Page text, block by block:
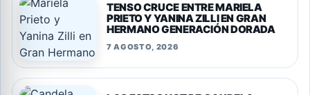
TENSO CRUCE ENTRE MARIELA
PRIETO Y YANINA ZILLI EN GRAN
HERMANO GENERACIÓN DORADA
7 AGOSTO, 2026